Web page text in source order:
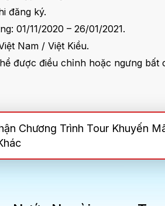
đăng ký.
01/11/2020 – 26/01/2021.
Nam / Việt Kiều.
được điều chỉnh hoặc ngưng bất
Chương Trình Tour Khuyến